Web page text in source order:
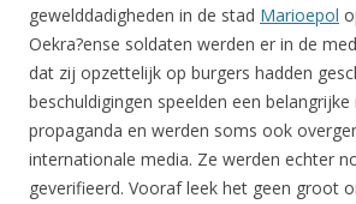
gewelddadigheden in de stad Marioepol
Oekra?ense soldaten werden er in de
dat zij opzettelijk op burgers hadden
beschuldigingen speelden een belangrijke
propaganda en werden soms ook
internationale media. Ze werden echter
geverifieerd. Vooraf leek het geen groot